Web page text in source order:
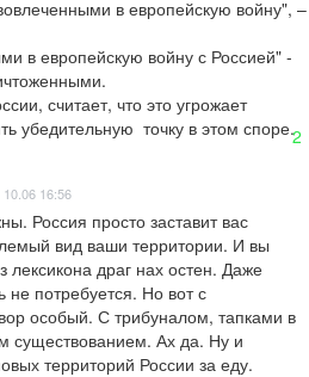
в европейскую войну", –
считает, что это угрожает
убедительную  точку в этом споре.2
10.06 16:56
Россия просто заставит вас
вид ваши территории. И вы
лексикона драг нах остен. Даже
не потребуется. Но вот с
особый. С трибуналом, тапками в
существованием. Ах да. Ну и
территорий России за еду.